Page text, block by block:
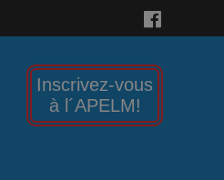
Inscrivez-vous
à l´APELM!